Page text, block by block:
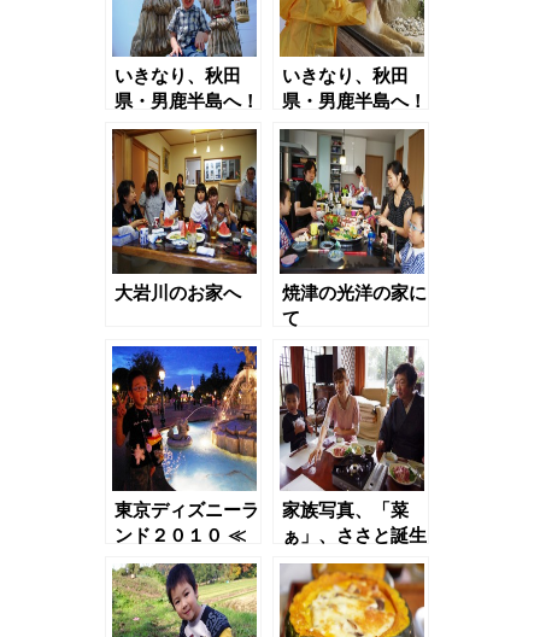
いきなり、秋田
県・男鹿半島へ！
いきなり、秋田
県・男鹿半島へ！
（２日目）
大岩川のお家へ
焼津の光洋の家に
て
東京ディズニーラ
ンド２０１０ ≪
後編≫
家族写真、「菜
ぁ」、ささと誕生
日